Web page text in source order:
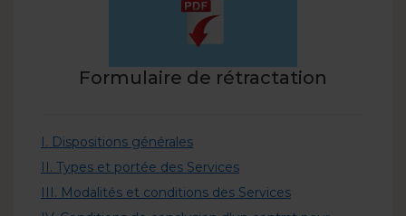
Formulaire de rétractation
I. Dispositions générales
II. Types et portée des Services
III. Modalités et conditions des Services